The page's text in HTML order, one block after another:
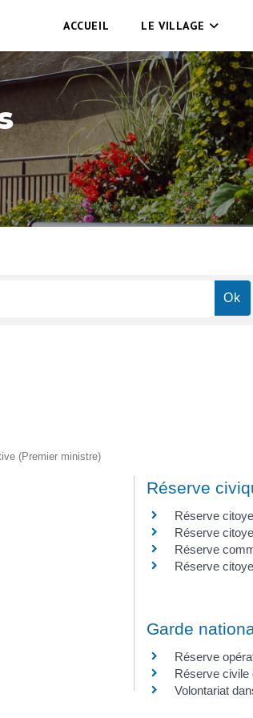
ACCUEIL LE VILLAGE
(Premier ministre)
Réserve
Réserve
Réserve
Réserve
Réserve
Garde
Réserve
Réserve civile
Volontariat